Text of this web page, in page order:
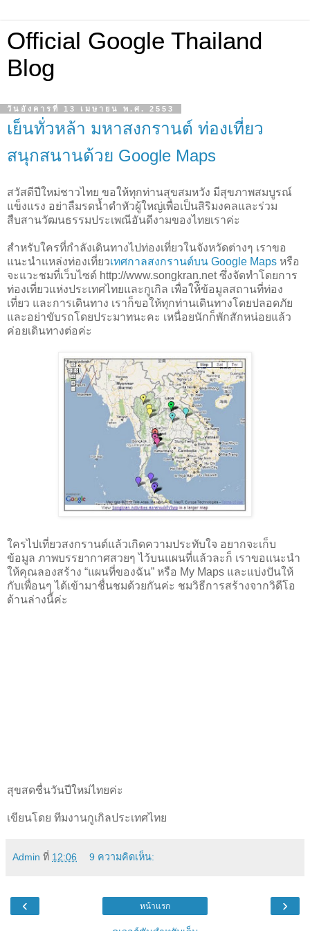
Official Google Thailand
Blog
วันอังคารที่ 13 เมษายน พ.ศ. 2553
เย็นทั่วหล้า มหาสงกรานต์ ท่องเที่ยว
สนุกสนานด้วย Google Maps
สวัสดีปีใหม่ชาวไทย ขอให้ทุกท่านสุขสมหวัง มีสุขภาพสมบูรณ์
แข็งแรง อย่าลืมรดน้ำดำหัวผู้ใหญ่เพื่อเป็นสิริมงคลและร่วม
สืบสานวัฒนธรรมประเพณีอันดีงามของไทยเราค่ะ
สำหรับใครที่กำลังเดินทางไปท่องเที่ยวในจังหวัดต่างๆ เราขอ
แนะนำแหล่งท่องเที่ยวเทศกาลสงกรานต์บน Google Maps หรือ
จะแวะชมที่เว็บไซต์ http://www.songkran.net ซึ่งจัดทำโดยการ
ท่องเที่ยวแห่งประเทศไทยและกูเกิล เพื่อให้ีข้อมูลสถานที่ท่อง
เที่ยว และการเดินทาง เราก็ขอให้ทุกท่านเดินทางโดยปลอดภัย
และอย่าขับรถโดยประมาทนะคะ เหนื่อยนักก็พักสักหน่อยแล้ว
ค่อยเดินทางต่อค่ะ
ใครไปเที่ยวสงกรานต์แล้วเกิดความประทับใจ อยากจะเก็บ
ข้อมูล ภาพบรรยากาศสวยๆ ไว้บนแผนที่แล้วละก็ เราขอแนะนำ
ให้คุณลองสร้าง “แผนที่ของฉัน” หรือ My Maps และแบ่งปันให้
กับเพื่อนๆ ได้เข้ามาชื่นชมด้วยกันค่ะ ชมวิธีการสร้างจากวิดีโอ
ด้านล่างนี้ค่ะ
สุขสดชื่นวันปีใหม่ไทยค่ะ
เขียนโดย ทีมงานกูเกิลประเทศไทย
Admin ที่ 12:06 9 ความคิดเห็น:
‹ ›
หน้าแรก